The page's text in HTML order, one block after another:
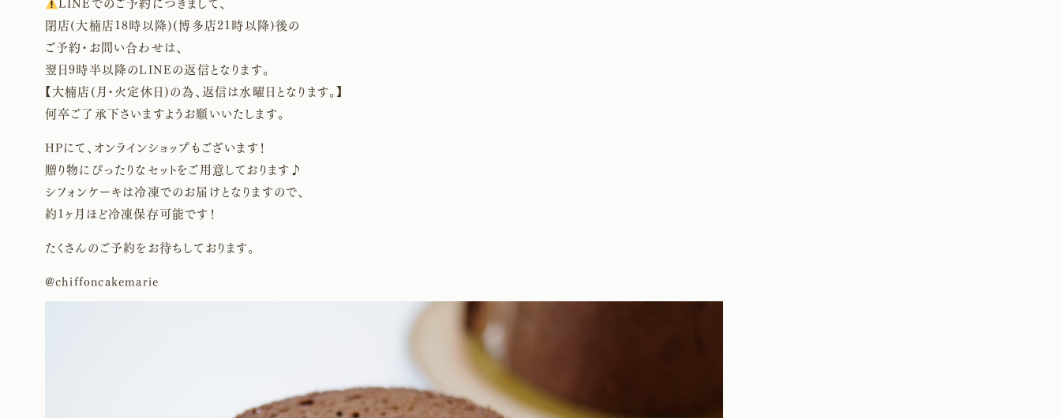
LINEでのご予約につきまして、
閉店(大楠店18時以降)(博多店21時以降)後の
ご予約・お問い合わせは、
翌日9時半以降のLINEの返信となります。
【大楠店(月・火定休日)の為、返信は水曜日となります。】
何卒ご了承下さいますようお願いいたします。
HPにて、オンラインショップもございます！
贈り物にぴったりなセットをご用意しております♪
シフォンケーキは冷凍でのお届けとなりますので、
約1ヶ月ほど冷凍保存可能です！
たくさんのご予約をお待ちしております。
@chiffoncakemarie